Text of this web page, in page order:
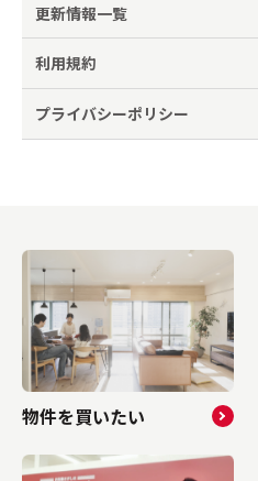
更新情報一覧
利用規約
プライバシーポリシー
物件を買いたい